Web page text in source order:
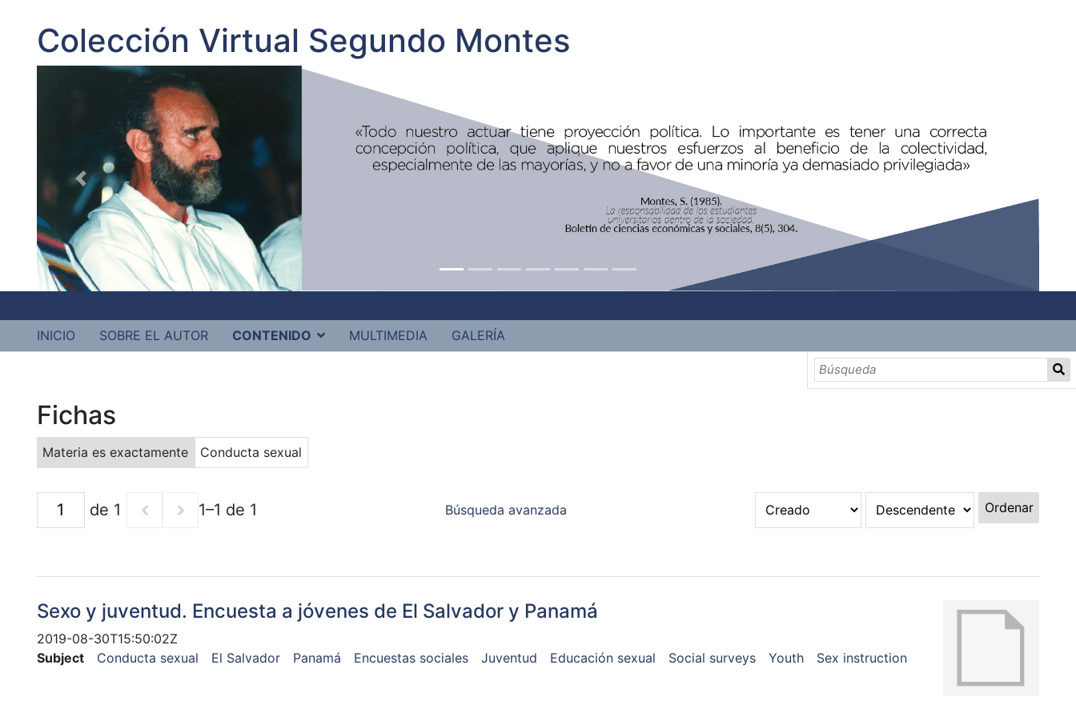
Colección Virtual Segundo Montes
INICIO SOBRE EL AUTOR CONTENIDO MULTIMEDIA GALERÍA
Fichas
Materia es exactamente Conducta sexual
de 1 1–1 de 1 Búsqueda avanzada Ordenar
Sexo y juventud. Encuesta a jóvenes de El Salvador y Panamá
2019-08-30T15:50:02Z
Subject
Conducta sexual El Salvador Panamá Encuestas sociales Juventud Educación sexual Social surveys Youth Sex instruction